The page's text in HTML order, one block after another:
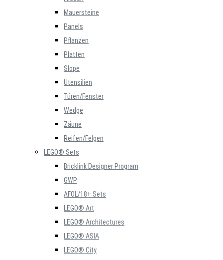
Mauersteine
Panels
Pflanzen
Platten
Slope
Utensilien
Türen/Fenster
Wedge
Zäune
Reifen/Felgen
LEGO® Sets
Bricklink Designer Program
GWP
AFOL/18+ Sets
LEGO® Art
LEGO® Architectures
LEGO® ASIA
LEGO® City